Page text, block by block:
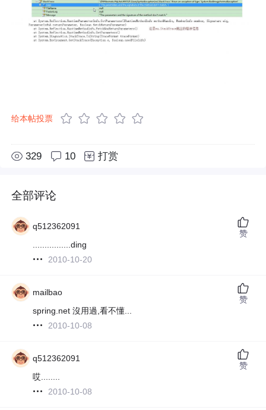
给本帖投票
329 10 打赏
全部评论
q512362091
................ding
2010-10-20
赞
mailbao
spring.net 沒用過,看不懂...
2010-10-08
赞
q512362091
哎........
2010-10-08
赞